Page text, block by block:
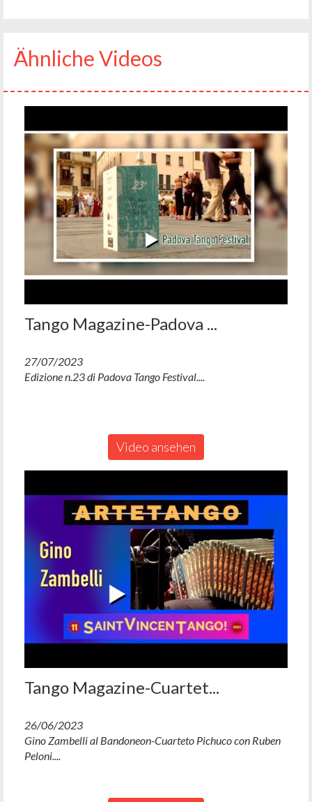
Ähnliche Videos
Tango Magazine-Padova ...
27/07/2023
Edizione n.23 di Padova Tango Festival....
Video ansehen
Tango Magazine-Cuartet...
26/06/2023
Gino Zambelli al Bandoneon-Cuarteto Pichuco con Ruben
Peloni....